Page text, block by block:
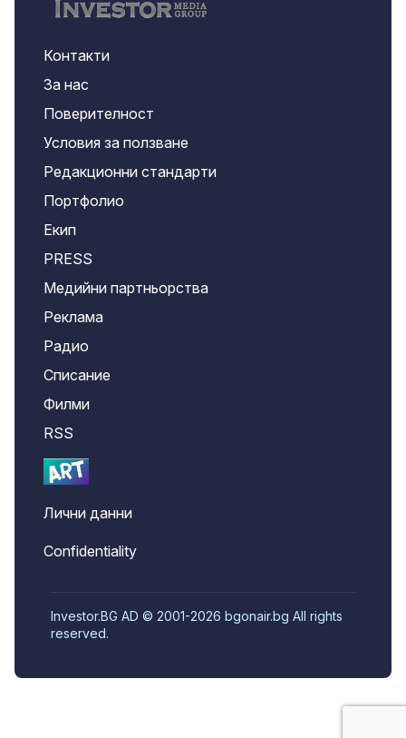
Контакти
За нас
Поверителност
Условия за ползване
Редакционни стандарти
Портфолио
Екип
PRESS
Медийни партньорства
Реклама
Радио
Списание
Филми
RSS
Лични данни
Confidentiality
Investor.BG AD © 2001-2026 bgonair.bg All rights
reserved.